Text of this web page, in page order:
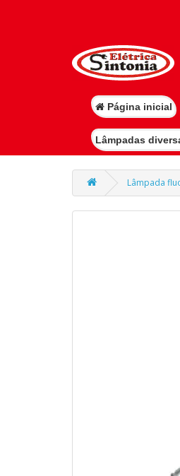
Página inicial
Lâmpadas
Lâmpada